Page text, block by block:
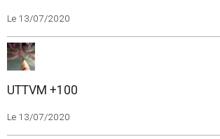
Le 13/07/2020
UTTVM +100
Le 13/07/2020